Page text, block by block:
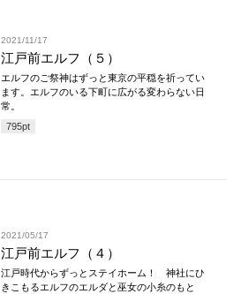
2021/11/17
江戸前エルフ（５）
エルフのご祭神はずっと東京の平穏を祈ってい
ます。エルフのいる下町に広がる変わらない日
常。
795pt
2021/05/17
江戸前エルフ（４）
江戸時代からずっとステイホーム！ 神社にひ
きこもるエルフのエルダと巫女の小糸のもと